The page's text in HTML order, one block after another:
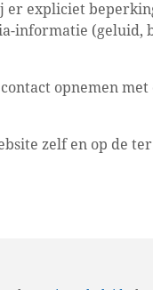
er expliciet
informatie (geluid,
opnemen met
zelf en op de